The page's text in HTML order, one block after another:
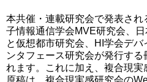
本共催・連載研究会で発表さ
子情報通信学会MVE研究会、
と仮想都市研究会、HI学会デ
ンタフェース研究会が発行す
れます。これに加え、複合現
原稿は、複合現実感研究会の